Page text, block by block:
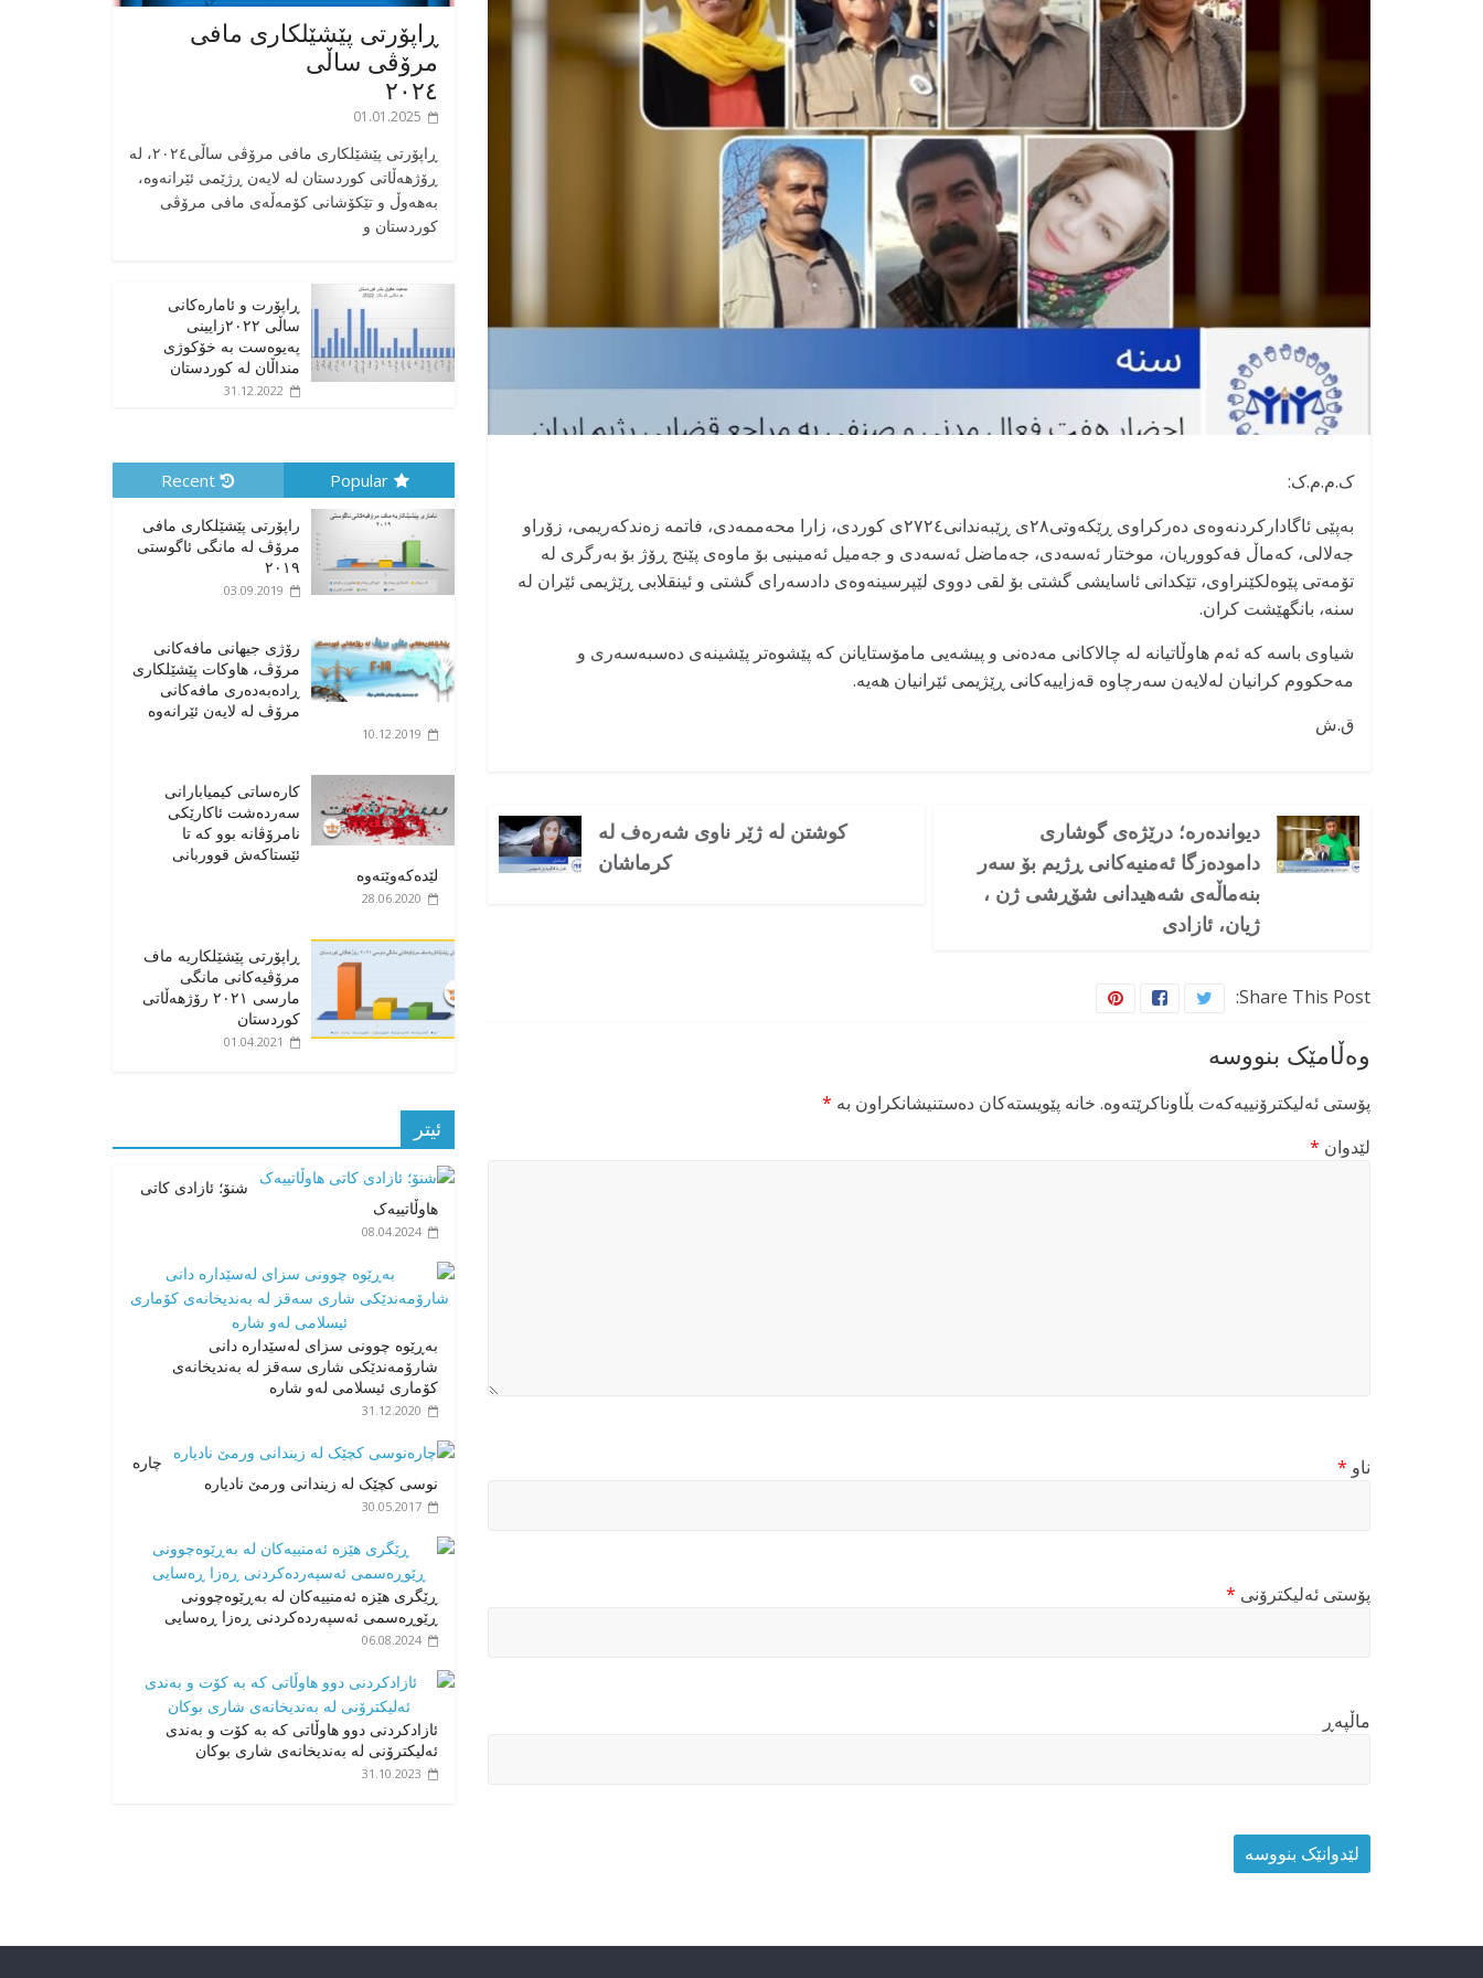
ک.م.م.ک:
بەپێی ئاگادارکردنەوەی دەرکراوی ڕێکەوتی٢٨ی ڕێبەندانی٢٧٢٤ی کوردی، زارا محەممەدی، فاتمە زەندکەریمی، زۆراو
جەلالی، کەماڵ فەکووریان، موختار ئەسەدی، جەماضل ئەسەدی و جەمیل ئەمینیی بۆ ماوەی پێنج ڕۆژ بۆ بەرگری لە
تۆمەتی پێوەلکێنراوی، تێکدانی ئاسایشی گشتی بۆ لقی دووی لێپرسینەوەی دادسەرای گشتی و ئینقلابی ڕێژیمی ئێران لە
سنە، بانگهێشت کران.
شیاوی باسە کە ئەم هاوڵاتیانە لە چالاکانی مەدەنی و پیشەیی مامۆستایانن کە پێشوەتر پێشینەی دەسبەسەری و
مەحکووم کرانیان لەلایەن سەرچاوە قەزاییەکانی ڕێژیمی ئێرانیان هەیە.
ق.ش
دیواندەرە؛ درێژەی گوشاری
دامودەزگا ئەمنیەکانی ڕژیم بۆ سەر
بنەماڵەی شەهیدانی شۆڕشی ژن ،
ژیان، ئازادی
کوشتن لە ژێر ناوی شەرەف لە
کرماشان
Share This Post:
وەڵامێک بنووسە
پۆستی ئەلیکترۆنییەکەت بڵاوناکرێتەوە. خانە پێویستەکان دەستنیشانکراون بە *
لێدوان *
ناو *
پۆستی ئەلیکترۆنی *
ماڵپه‌ڕ
ڕاپۆرتی پێشێلکاری مافی
مرۆڤی ساڵی
٢٠٢٤
01.01.2025
‎ڕاپۆرتی پێشێلکاری مافی مرۆڤی ساڵی٢٠٢٤، له
ڕۆژهەڵاتی کوردستان له لایەن ڕژێمی ئێرانەوە،
بە‎هەوڵ و تێکۆشانی کۆمەڵەی مافی مرۆڤی
کوردستان و
ڕاپۆرت و ئامارەکانی
ساڵی ٢٠٢٢زایینی
پەیوەست بە خۆکوژی
منداڵان لە کوردستان
31.12.2022
Popular
Recent
راپۆرتی پێشێلكاری مافی
مرۆڤ له‌ مانگی ئاگوستی
٢٠١٩
03.09.2019
رۆژی جیهانی مافەکانی
مرۆڤ، هاوکات پێشێلکاری
ڕادەبەدەری مافەکانی
مرۆڤ لە لایەن ئێرانەوە
10.12.2019
کارەساتی کیمیابارانی
سەردەشت ئاکارێکی
نامرۆڤانە بوو کە تا
ئێستاکەش قووربانی
لێدەکەوێتەوە
28.06.2020
ڕاپۆرتی پێشێلکاریە ماف
مرۆڤیەکانی مانگی
مارسی ٢٠٢١ رۆژهەڵاتی
کوردستان
01.04.2021
ئیتر
شنۆ؛ ئازادی کاتی
هاوڵاتییەک
08.04.2024
بەڕێوە چوونی سزای لەسێدارە دانی
شارۆمەندێکی شاری سەقز لە بەندیخانەی
کۆماری ئیسلامی لەو شارە
31.12.2020
چارە
نوسی کچێک لە زیندانی ورمێ نادیارە
30.05.2017
ڕێگری هێزە ئەمنییەکان لە بەڕێوەچوونی
ڕێوڕەسمی ئەسپەردەکردنی ڕەزا ڕەسایی
06.08.2024
ئازادکردنی دوو هاوڵاتی کە بە کۆت و بەندی
ئەلیکترۆنی لە بەندیخانەی شاری بوکان
31.10.2023